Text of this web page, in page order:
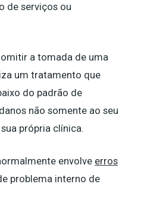
de serviços ou
a tomada de uma
um tratamento que
do padrão de
não somente ao seu
própria clínica.
envolve erros
problema interno de